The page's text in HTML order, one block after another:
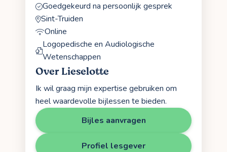
Goedgekeurd na persoonlijk gesprek
Sint-Truiden
Online
Logopedische en Audiologische
Wetenschappen
Over Lieselotte
Ik wil graag mijn expertise gebruiken om
heel waardevolle bijlessen te bieden.
Bijles aanvragen
Profiel lesgever